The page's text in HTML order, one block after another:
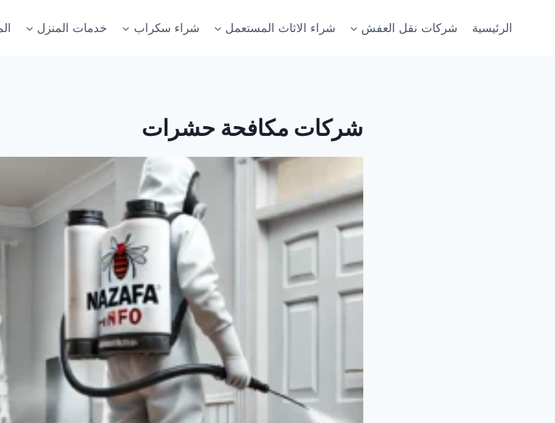
الرئيسية شركات نقل العفش شراء الاثاث المستعمل شراء سكراب خدمات المنزل
شركات مكافحة حشرات